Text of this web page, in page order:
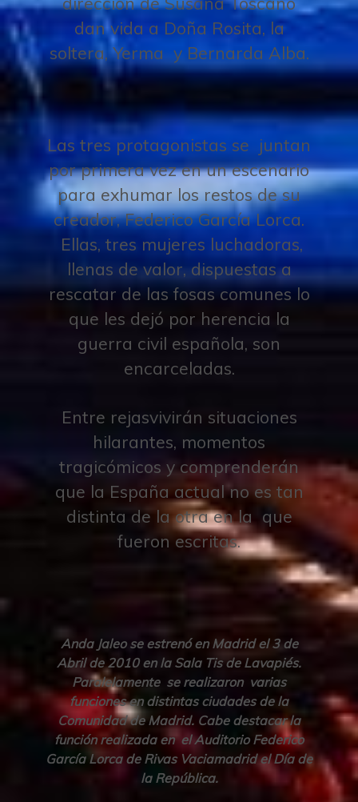
dan vida a Doña Rosita, la
soltera, Yerma y Bernarda Alba.
Las tres protagonistas se juntan
por primera vez en un escenario
para exhumar los restos de su
creador, Federico García Lorca.
Ellas, tres mujeres luchadoras,
llenas de valor, dispuestas a
rescatar de las fosas comunes lo
que les dejó por herencia la
guerra civil española, son
encarceladas.
Entre rejasvivirán situaciones
hilarantes, momentos
tragicómicos y comprenderán
que la España actual no es tan
distinta de la otra en la que
fueron escritas.
Anda Jaleo se estrenó en Madrid el 3 de
Abril de 2010 en la Sala Tis de Lavapiés.
Paralelamente se realizaron varias
funciones en distintas ciudades de la
Comunidad de Madrid. Cabe destacar la
función realizada en el Auditorio Federico
García Lorca de Rivas Vaciamadrid el Día de
la República.